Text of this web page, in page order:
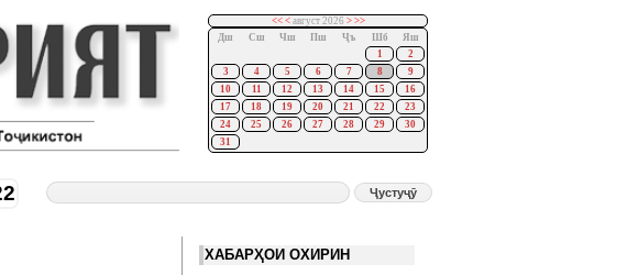
<< <август 2026 > >>
Дш
Сш Чш Пш Ҷъ Шб
Яш
1
2
3
4 5 6 7 8
9
10
11 12 13 14 15
16
17
18 19 20 21 22
23
24
25 26 27 28 29
30
31
ХАБАРҲОИ ОХИРИН